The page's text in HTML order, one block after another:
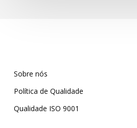
Sobre nós
Política de Qualidade
Qualidade ISO 9001